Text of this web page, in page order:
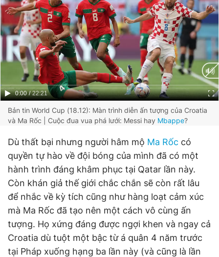
Current
Time
0:00 / Duration
22:21
Bản tin World Cup (18.12): Màn trình diễn ấn tượng của Croatia
và Ma Rốc | Cuộc đua vua phá lưới: Messi hay Mbappe?
Dù thất bại nhưng người hâm mộ Ma Rốc có
quyền tự hào về đội bóng của mình đã có một
hành trình đáng khâm phục tại Qatar lần này.
Còn khán giả thế giới chắc chắn sẽ còn rất lâu
để nhắc về kỳ tích cũng như hàng loạt cảm xúc
mà Ma Rốc đã tạo nên một cách vô cùng ấn
tượng. Họ xứng đáng được ngợi khen và ngay cả
Croatia dù tuột một bậc từ á quân 4 năm trước
tại Pháp xuống hạng ba lần này (và cũng là lần